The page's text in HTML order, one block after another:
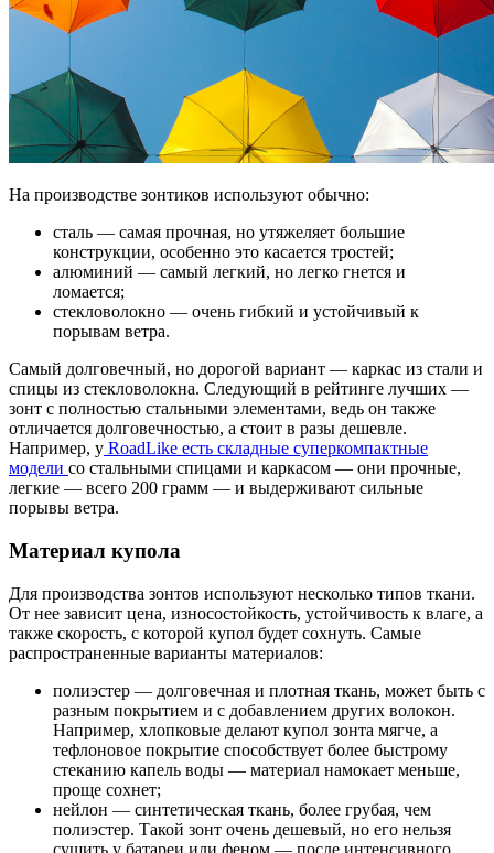
На производстве зонтиков используют обычно:
сталь — самая прочная, но утяжеляет большие
конструкции, особенно это касается тростей;
алюминий — самый легкий, но легко гнется и
ломается;
стекловолокно — очень гибкий и устойчивый к
порывам ветра.
Самый долговечный, но дорогой вариант — каркас из стали и
спицы из стекловолокна. Следующий в рейтинге лучших —
зонт с полностью стальными элементами, ведь он также
отличается долговечностью, а стоит в разы дешевле.
Например, у RoadLike есть складные суперкомпактные
модели со стальными спицами и каркасом — они прочные,
легкие — всего 200 грамм — и выдерживают сильные
порывы ветра.
Материал купола
Для производства зонтов используют несколько типов ткани.
От нее зависит цена, износостойкость, устойчивость к влаге, а
также скорость, с которой купол будет сохнуть. Самые
распространенные варианты материалов:
полиэстер — долговечная и плотная ткань, может быть с
разным покрытием и с добавлением других волокон.
Например, хлопковые делают купол зонта мягче, а
тефлоновое покрытие способствует более быстрому
стеканию капель воды — материал намокает меньше,
проще сохнет;
нейлон — синтетическая ткань, более грубая, чем
полиэстер. Такой зонт очень дешевый, но его нельзя
сушить у батареи или феном — после интенсивного